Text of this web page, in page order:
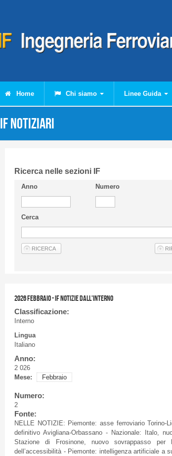
Home Chi siamo Linee Guida
IF Notiziari
Ricerca nelle sezioni IF
Anno Numero
Cerca
2026 FEBBRAIO - IF NOTIZIE DALL'INTERNO
Classificazione:
Interno
Lingua
Italiano
Anno:
2 026
Mese:
Febbraio
Numero:
2
Fonte:
NELLE NOTIZIE: Piemonte: asse ferroviario
definitivo Avigliana-Orbassano - Nazionale: Italo,
Stazione di Frosinone, nuovo sovrappasso
dell’accessibilità - Piemonte: intelligenza artificiale a